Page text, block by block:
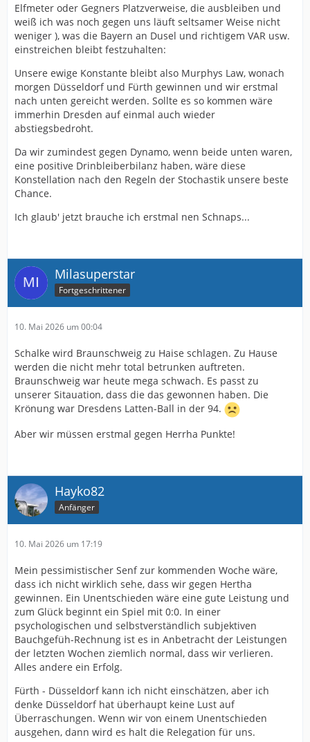
Elfmeter oder Gegners Platzverweise, die ausbleiben und
weiß ich was noch gegen uns läuft seltsamer Weise nicht
weniger ), was die Bayern an Dusel und richtigem VAR usw.
einstreichen bleibt festzuhalten:
Unsere ewige Konstante bleibt also Murphys Law, wonach
morgen Düsseldorf und Fürth gewinnen und wir erstmal
nach unten gereicht werden. Sollte es so kommen wäre
immerhin Dresden auf einmal auch wieder
abstiegsbedroht.
Da wir zumindest gegen Dynamo, wenn beide unten waren,
eine positive Drinbleiberbilanz haben, wäre diese
Konstellation nach den Regeln der Stochastik unsere beste
Chance.
Ich glaub' jetzt brauche ich erstmal nen Schnaps...
Milasuperstar
Fortgeschrittener
10. Mai 2026 um 00:04
Schalke wird Braunschweig zu Haise schlagen. Zu Hause
werden die nicht mehr total betrunken auftreten.
Braunschweig war heute mega schwach. Es passt zu
unserer Sitauation, dass die das gewonnen haben. Die
Krönung war Dresdens Latten-Ball in der 94.
Aber wir müssen erstmal gegen Herrha Punkte!
Hayko82
Anfänger
10. Mai 2026 um 17:19
Mein pessimistischer Senf zur kommenden Woche wäre,
dass ich nicht wirklich sehe, dass wir gegen Hertha
gewinnen. Ein Unentschieden wäre eine gute Leistung und
zum Glück beginnt ein Spiel mit 0:0. In einer
psychologischen und selbstverständlich subjektiven
Bauchgefüh-Rechnung ist es in Anbetracht der Leistungen
der letzten Wochen ziemlich normal, dass wir verlieren.
Alles andere ein Erfolg.
Fürth - Düsseldorf kann ich nicht einschätzen, aber ich
denke Düsseldorf hat überhaupt keine Lust auf
Überraschungen. Wenn wir von einem Unentschieden
ausgehen, dann wird es halt die Relegation für uns.